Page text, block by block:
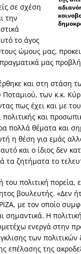
σε σχέση
την
το άγος
ώμους μας,
μας
και στη στάση
των κ.κ.
πως έχει και με
και
πολλά θέματα και
η θέση για εμάς
και ο ίδιος δεν
τα ζητήματα το
του πολιτική πορεία,
βουλευτής. «Δεν
με τον οποίο
σημαντικά. Η
ενεργά στην
των
επέλασης της